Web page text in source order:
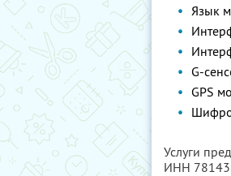
Язык
G-
GPS
Услуги
ИНН